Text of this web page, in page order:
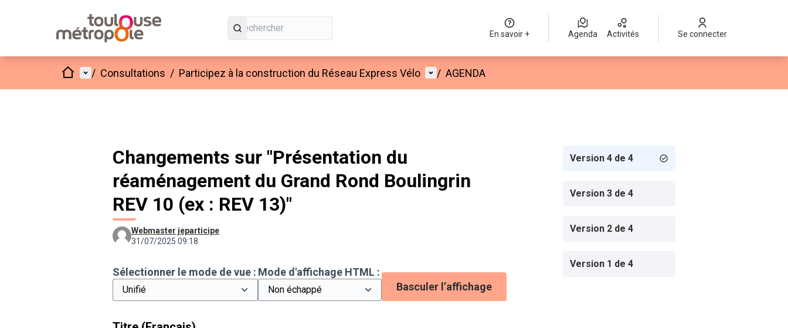
En savoir + Agenda Activités Se connecter
AccueilMenu principal
/ Consultations / Participez à la construction du Réseau Express Vélo Menu utilisateur
/ AGENDA
Changements sur "Présentation du
réaménagement du Grand Rond Boulingrin
REV 10 (ex : REV 13)"
Webmaster jeparticipe
31/07/2025 09:18
Sélectionner le mode de vue : Mode d'affichage HTML :
Basculer l’affichage
Version 4 de 4
Version 3 de 4
Version 2 de 4
Version 1 de 4